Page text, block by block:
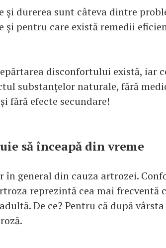
durerea sunt câteva dintre
şi pentru care există remedii
disconfortului există, iar
substanțelor naturale, fără
fără efecte secundare!
să înceapă din vreme
în general din cauza artrozei.
reprezintă cea mai frecventă
De ce? Pentru că după vârsta